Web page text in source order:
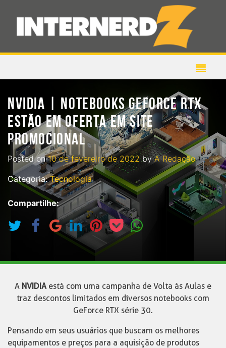
NVIDIA | NOTEBOOKS GEFORCE RTX
ESTÃO EM OFERTA EM SITE
PROMOCIONAL
Posted on10 de fevereiro de 2022byA Redação
Categoria:Tecnologia
Compartilhe:
A NVIDIAestá com uma campanha de Volta às Aulas e
traz descontos limitados em diversos notebooks com
GeForce RTX série 30.
Pensando em seus usuários que buscam os melhores
equipamentos e preços para a aquisição de produtos